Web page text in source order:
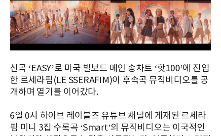
신곡 ‘EASY’로 미국 빌보드 메인 송차트 ‘핫100’에 진입
한 르세라핌(LE SSERAFIM)이 후속곡 뮤직비디오를 공
개하며 열기를 이어갔다.
6일 0시 하이브 레이블즈 유튜브 채널에 게재된 르세라
핌 미니 3집 수록곡 ‘Smart’의 뮤직비디오는 이국적인